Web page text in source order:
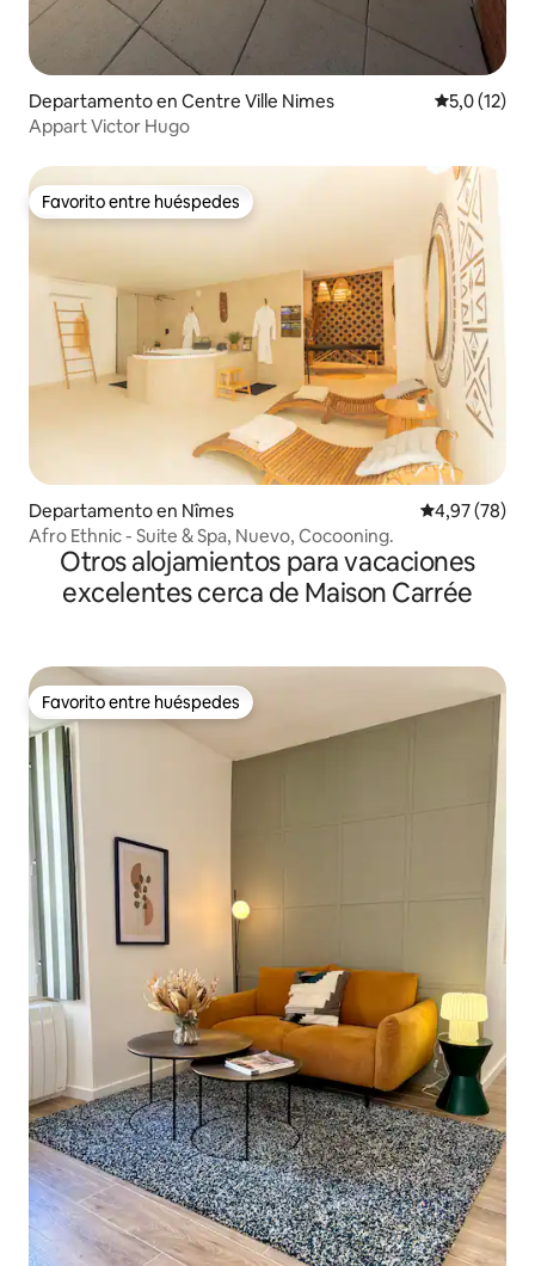
Departamento en Centre Ville Nimes Calificación
5,0 (12)
Appart Victor Hugo
Favorito entre huéspedes
Favorito entre huéspedes
Departamento en Nîmes Calificación
4,97 (78)
Afro Ethnic - Suite & Spa, Nuevo, Cocooning.
Otros alojamientos para vacaciones
excelentes cerca de Maison Carrée
Favorito entre huéspedes
Favorito entre huéspedes